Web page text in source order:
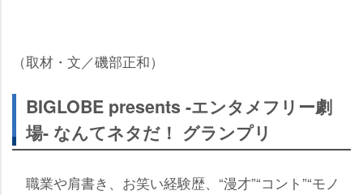
（取材・文／磯部正和）
BIGLOBE presents -エンタメフリー劇
場- なんてネタだ！ グランプリ
職業や肩書き、お笑い経験歴、“漫才”“コント”“モノ